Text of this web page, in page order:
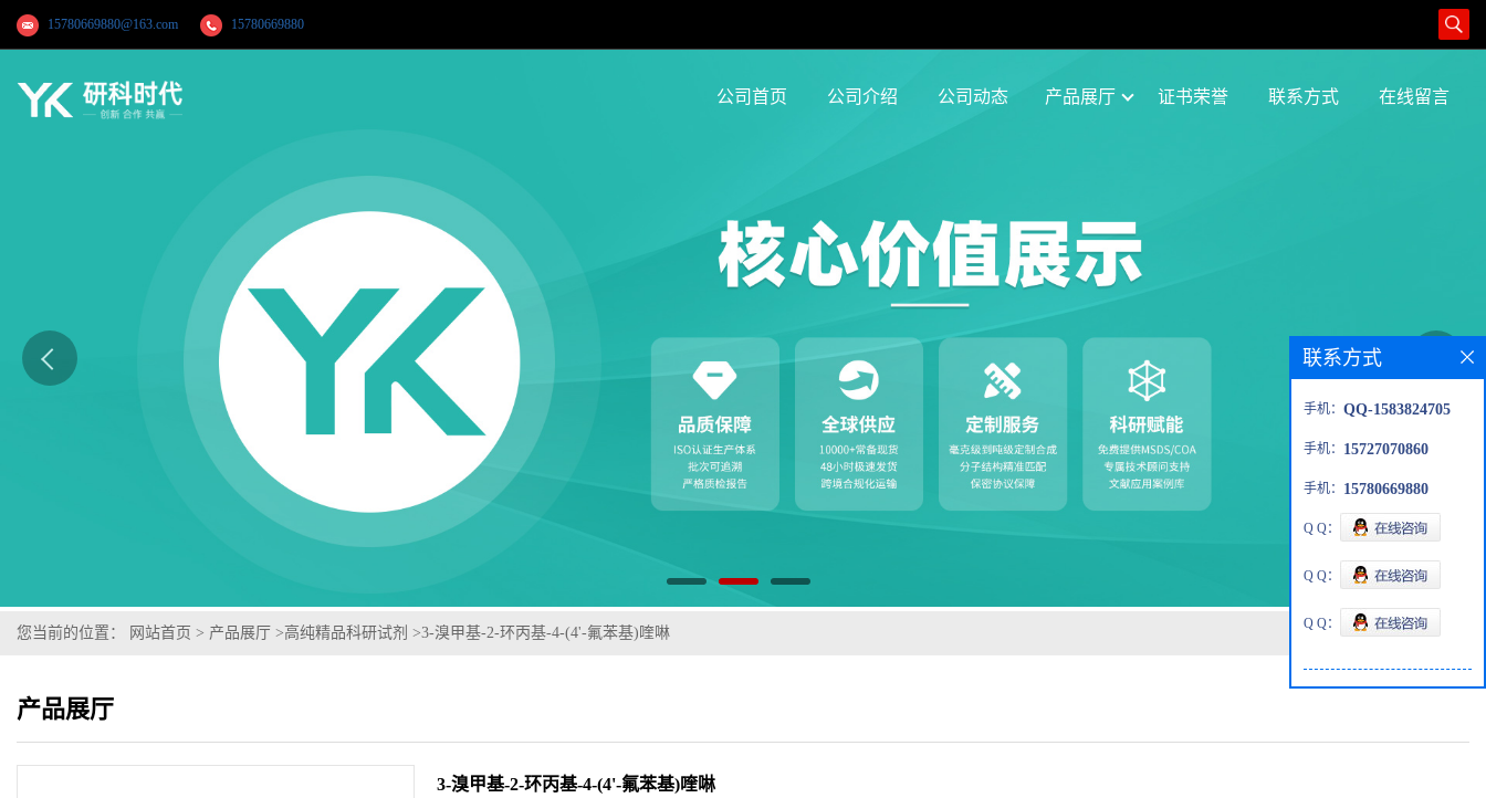
15780669880@163.com 15780669880
公司首页 公司介绍 公司动态 产品展厅 证书荣誉 联系方式 在线留言
您当前的位置： 网站首页 > 产品展厅 >高纯精品科研试剂 >3-溴甲基-2-环丙基-4-(4'-氟苯基)喹啉
产品展厅
3-溴甲基-2-环丙基-4-(4'-氟苯基)喹啉
联系方式
手机： QQ-1583824705
手机： 15727070860
手机： 15780669880
Q Q：
Q Q：
Q Q：